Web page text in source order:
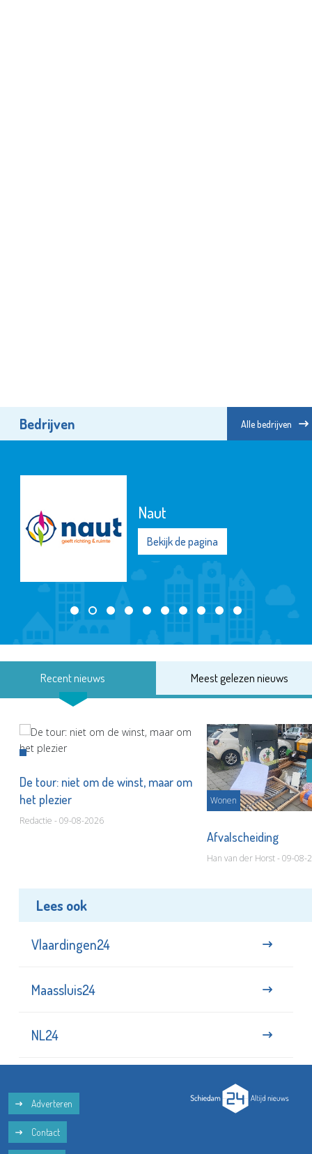
Bedrijven Alle bedrijven
Naut
Bekijk de pagina
Recent nieuws Meest gelezen nieuws
De tour: niet om de winst, maar om
het plezier
Redactie - 09-08-2026
Wonen
Afvalscheiding
Han van der Horst - 09-08-
Lees ook
Vlaardingen24
Maassluis24
NL24
Adverteren
Contact